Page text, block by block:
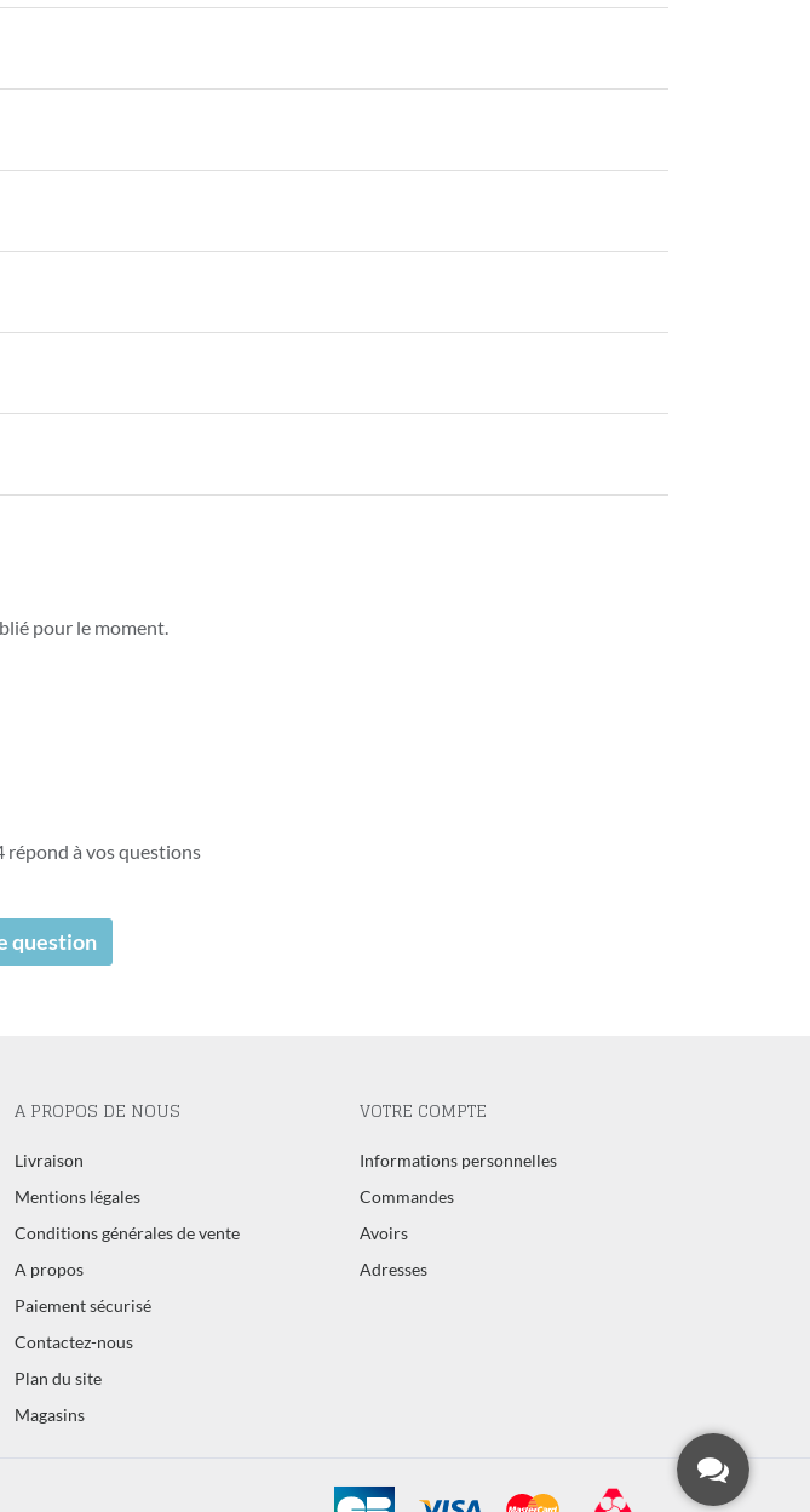
pour le moment.
répond à vos questions
question
A PROPOS DE NOUS
Livraison
Mentions légales
Conditions générales de vente
A propos
Paiement sécurisé
Contactez-nous
Plan du site
Magasins
VOTRE COMPTE
Informations personnelles
Commandes
Avoirs
Adresses